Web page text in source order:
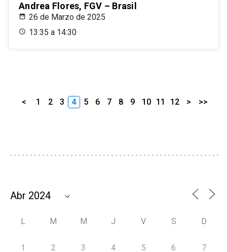
Andrea Flores, FGV – Brasil
26 de Marzo de 2025
13:35 a 14:30
< 1 2 3 4 5 6 7 8 9 10 11 12 > >>
L M M J V S D
1 2 3 4 5 6 7